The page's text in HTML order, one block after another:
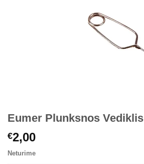
Eumer Plunksnos Vediklis
€2,00
Neturime